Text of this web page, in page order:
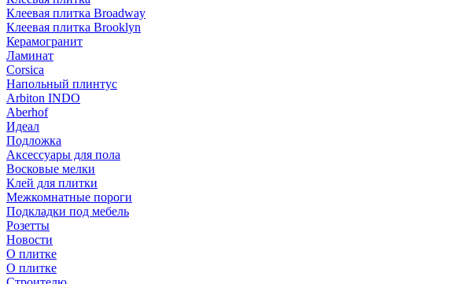
Клеевая плитка Broadway
Клеевая плитка Brooklyn
Керамогранит
Ламинат
Corsica
Напольный плинтус
Arbiton INDO
Aberhof
Идеал
Подложка
Аксессуары для пола
Восковые мелки
Клей для плитки
Межкомнатные пороги
Подкладки под мебель
Розетты
Новости
О плитке
О плитке